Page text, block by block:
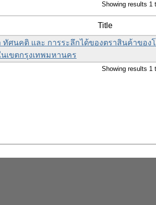
Showing results 1
Title
นคติ และ การระลึกได้ของตราสินค้าของ
เขตกรุงเทพมหานคร
Showing results 1